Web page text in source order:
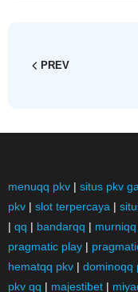
PREV
menuqq pkv | situs pkv
pkv | slot terpercaya |
| qq | bandarqq |
pragmatic play |
hematqq pkv | dominoqq
pkv qq | majestibet |